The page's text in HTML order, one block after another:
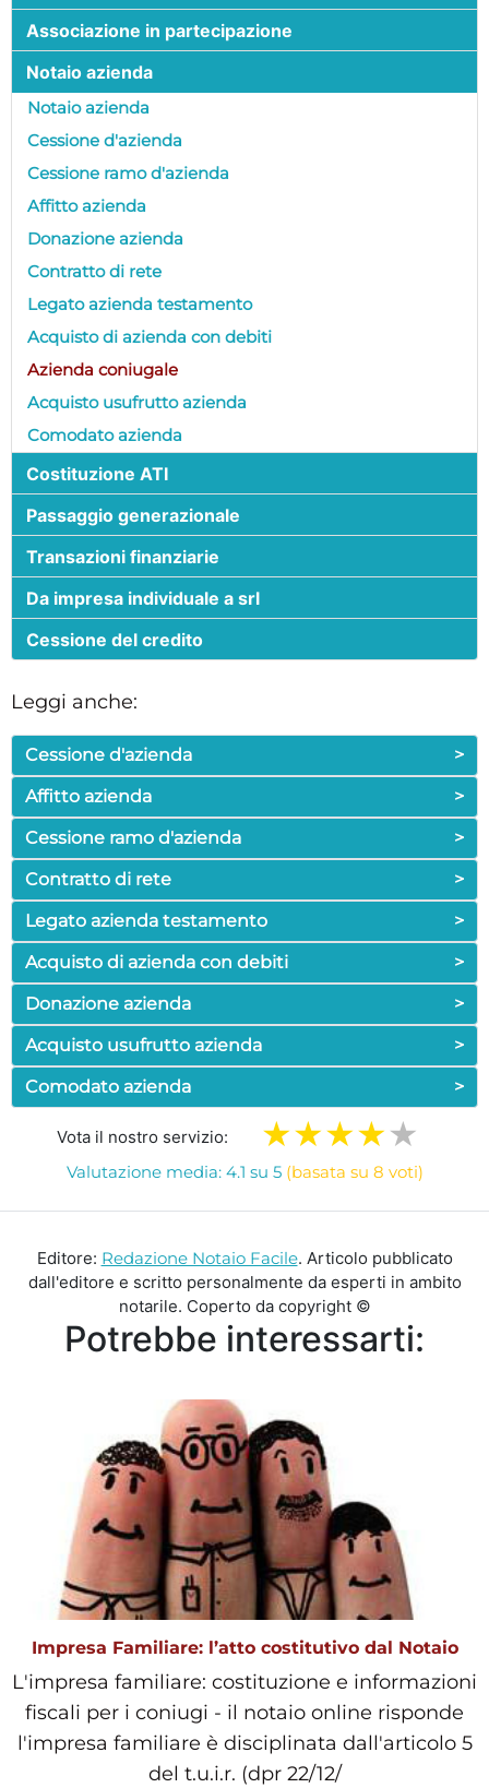
Associazione in partecipazione
Notaio azienda
Notaio azienda
Cessione d'azienda
Cessione ramo d'azienda
Affitto azienda
Donazione azienda
Contratto di rete
Legato azienda testamento
Acquisto di azienda con debiti
Azienda coniugale
Acquisto usufrutto azienda
Comodato azienda
Costituzione ATI
Passaggio generazionale
Transazioni finanziarie
Da impresa individuale a srl
Cessione del credito
Leggi anche:
Cessione d'azienda
>
Affitto azienda
>
Cessione ramo d'azienda
>
Contratto di rete
>
Legato azienda testamento
>
Acquisto di azienda con debiti
>
Donazione azienda
>
Acquisto usufrutto azienda
>
Comodato azienda
>
Vota il nostro servizio:
Valutazione media: 4.1 su 5 (basata su 8 voti)
Editore: Redazione Notaio Facile. Articolo pubblicato
dall'editore e scritto personalmente da esperti in ambito
notarile. Coperto da copyright ©
Potrebbe interessarti:
Impresa Familiare: l’atto costitutivo dal Notaio
L'impresa familiare: costituzione e informazioni
fiscali per i coniugi - il notaio online risponde
l'impresa familiare è disciplinata dall'articolo 5
del t.u.i.r. (dpr 22/12/